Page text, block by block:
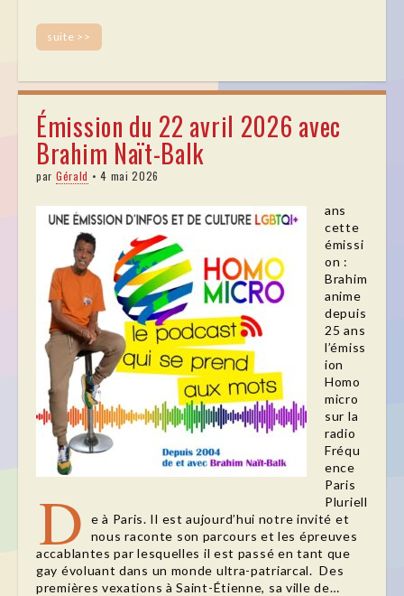
suite >>
Émission du 22 avril 2026 avec
Brahim Naït-Balk
par Gérald •4 mai 2026
D
ans
cette
émissi
on :
Brahim
anime
depuis
25 ans
l’émiss
ion
Homo
micro
sur la
radio
Fréqu
ence
Paris
Pluriell
e à Paris. Il est aujourd’hui notre invité et
nous raconte son parcours et les épreuves
accablantes par lesquelles il est passé en tant que
gay évoluant dans un monde ultra-patriarcal. Des
premières vexations à Saint-Étienne, sa ville de…